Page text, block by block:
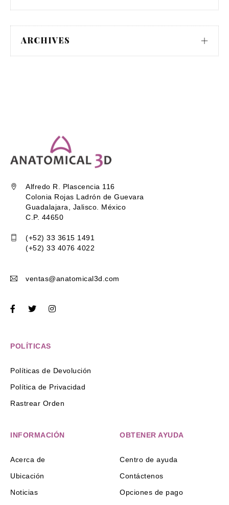
ARCHIVES
Alfredo R. Plascencia 116
Colonia Rojas Ladrón de Guevara
Guadalajara, Jalisco. México
C.P. 44650
(+52) 33 3615 1491
(+52) 33 4076 4022
ventas@anatomical3d.com
POLÍTICAS
Políticas de Devolución
Política de Privacidad
Rastrear Orden
INFORMACIÓN
Acerca de
Ubicación
Noticias
OBTENER AYUDA
Centro de ayuda
Contáctenos
Opciones de pago